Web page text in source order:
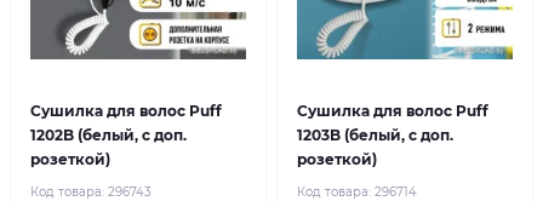
Сушилка для волос Puff
1202B (белый, с доп.
розеткой)
Код товара: 296743
Сушилка для волос Puff
1203B (белый, с доп.
розеткой)
Код товара: 296714